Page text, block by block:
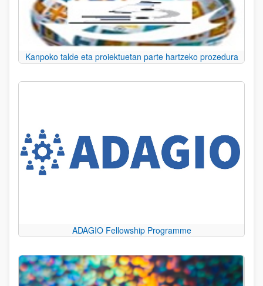
Kanpoko talde eta proiektuetan parte hartzeko prozedura
ADAGIO Fellowship Programme